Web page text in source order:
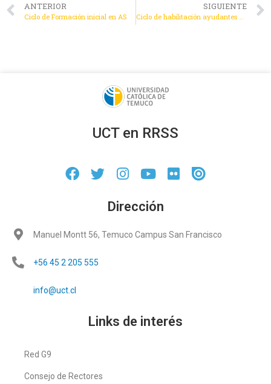
ANTERIOR
Ciclo de Formación inicial en AS
SIGUIENTE
UCT en RRSS
Dirección
Manuel Montt 56, Temuco Campus San Francisco
+56 45 2 205 555
info@uct.cl
Links de interés
Red G9
Consejo de Rectores